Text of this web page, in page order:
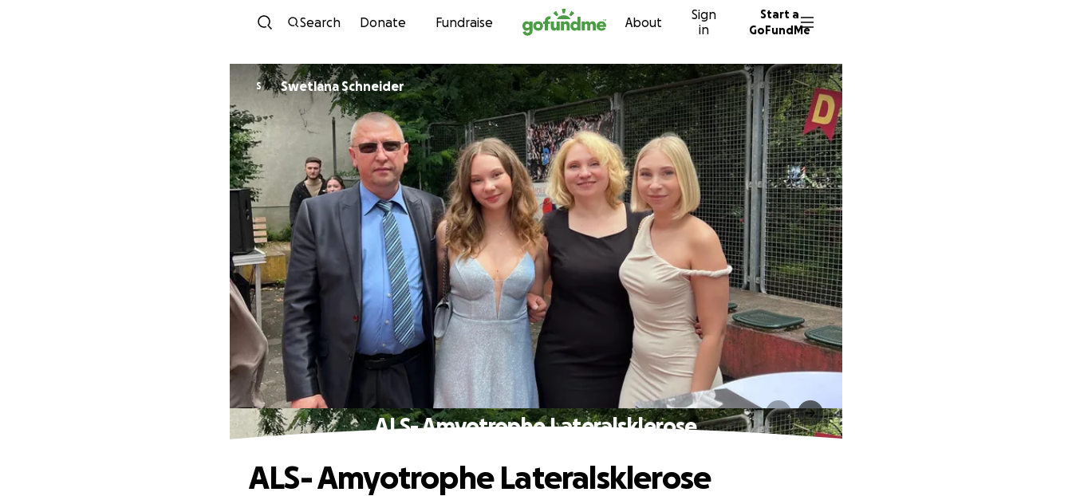
Skip to content
Search Donate Fundraise About
Sign
in
Start a
GoFundMe
S Swetlana Schneider
ALS- Amyotrophe Lateralsklerose
ALS- Amyotrophe Lateralsklerose